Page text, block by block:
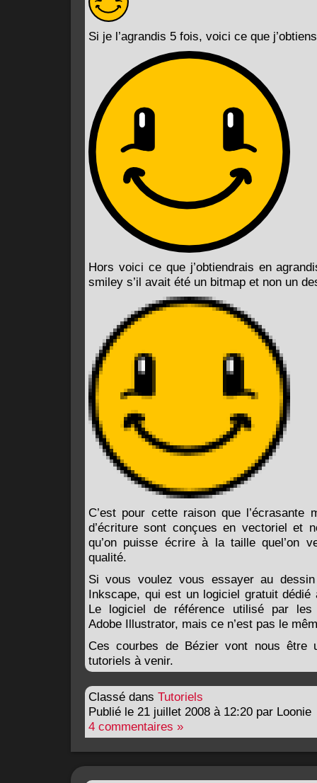
Si je l’agrandis 5 fois, voici ce que
Hors voici ce que j’obtiendrais en
smiley s’il avait été un bitmap et non un
C’est pour cette raison que l’écrasante
d’écriture sont conçues en vectoriel et
qu’on puisse écrire à la taille quel’on
qualité.
Si vous voulez vous essayer au
Inkscape, qui est un logiciel gratuit dédié
Le logiciel de référence utilisé par les
Adobe Illustrator, mais ce n’est pas le
Ces courbes de Bézier vont nous être
tutoriels à venir.
Classé dans Tutoriels
Publié le 21 juillet 2008 à 12:20 par Loonie
4 commentaires »